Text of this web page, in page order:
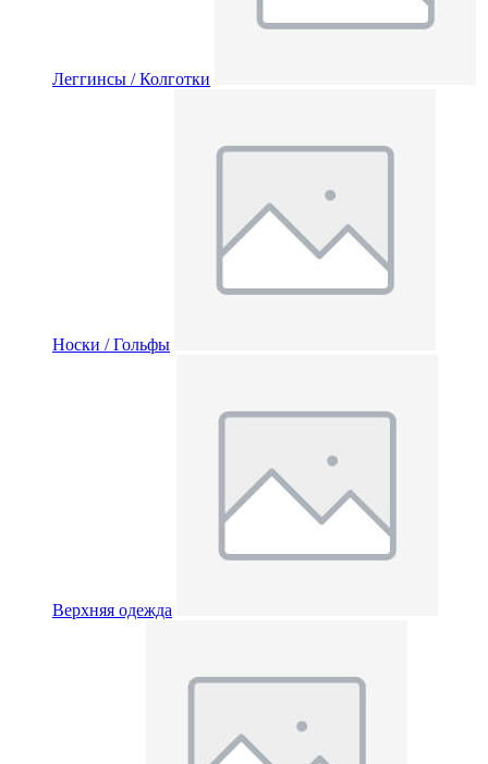
Леггинсы / Колготки
Носки / Гольфы
Верхняя одежда